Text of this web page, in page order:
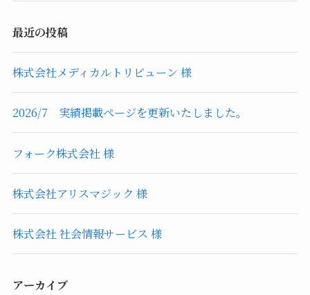
最近の投稿
株式会社メディカルトリビューン 様
2026/7 実績掲載ページを更新いたしました。
フォーク株式会社 様
株式会社アリスマジック 様
株式会社 社会情報サービス 様
アーカイブ